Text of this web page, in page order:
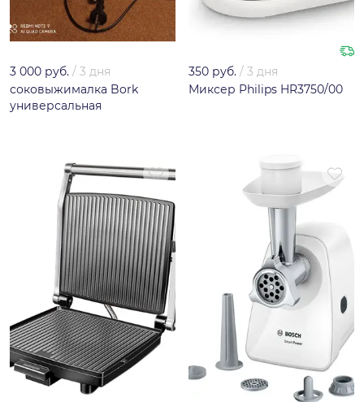
3 000 руб. / 3 дня
соковыжималка Bork
универсальная
350 руб. / 3 дня
Миксер Philips HR3750/00